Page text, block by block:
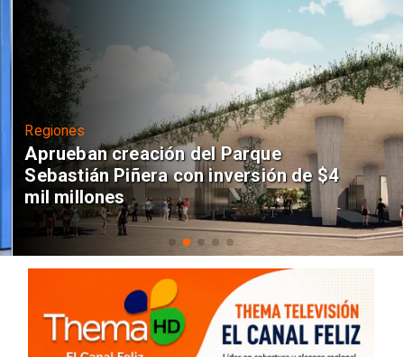
Regiones
Aprueban creación del Parque
Sebastián Piñera con inversión de $4
mil millones